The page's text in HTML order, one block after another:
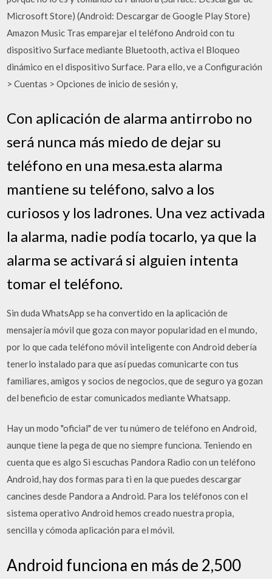
Microsoft Store) (Android: Descargar de Google Play Store)
Amazon Music Tras emparejar el teléfono Android con tu
dispositivo Surface mediante Bluetooth, activa el Bloqueo
dinámico en el dispositivo Surface. Para ello, ve a Configuración
> Cuentas > Opciones de inicio de sesión y,
Con aplicación de alarma antirrobo no
será nunca más miedo de dejar su
teléfono en una mesa.esta alarma
mantiene su teléfono, salvo a los
curiosos y los ladrones. Una vez activada
la alarma, nadie podía tocarlo, ya que la
alarma se activará si alguien intenta
tomar el teléfono.
Sin duda WhatsApp se ha convertido en la aplicación de
mensajería móvil que goza con mayor popularidad en el mundo,
por lo que cada teléfono móvil inteligente con Android debería
tenerlo instalado para que así puedas comunicarte con tus
familiares, amigos y socios de negocios, que de seguro ya gozan
del beneficio de estar comunicados mediante Whatsapp.
Hay un modo "oficial" de ver tu número de teléfono en Android,
aunque tiene la pega de que no siempre funciona. Teniendo en
cuenta que es algo Si escuchas Pandora Radio con un teléfono
Android, hay dos formas para ti en la que puedes descargar
cancines desde Pandora a Android. Para los teléfonos con el
sistema operativo Android hemos creado nuestra propia,
sencilla y cómoda aplicación para el móvil.
Android funciona en más de 2,500